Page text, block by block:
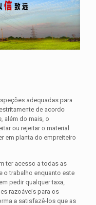
adequadas para
de acordo
além do mais, o
ou rejeitar o material
em planta do empreiteiro
ter acesso a todas as
o trabalho enquanto este
pedir qualquer taxa,
razoáveis ​​para os
a satisfazê-los que as